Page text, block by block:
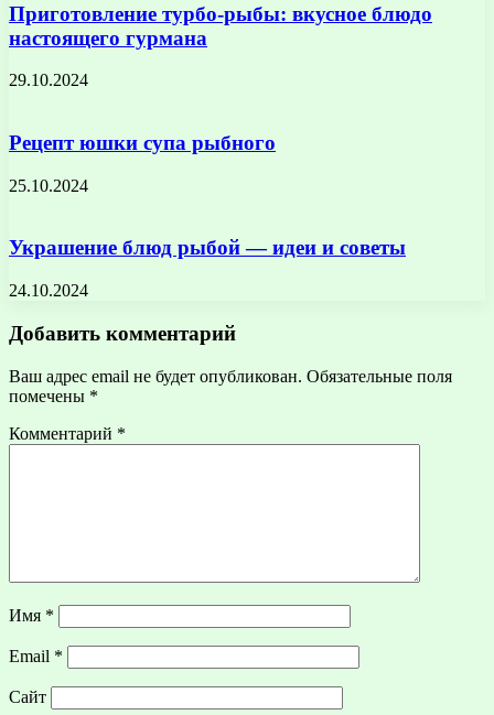
Приготовление турбо-рыбы: вкусное блюдо
настоящего гурмана
29.10.2024
Рецепт юшки супа рыбного
25.10.2024
Украшение блюд рыбой — идеи и советы
24.10.2024
Добавить комментарий
Ваш адрес email не будет опубликован. Обязательные поля
помечены *
Комментарий *
Имя *
Email *
Сайт